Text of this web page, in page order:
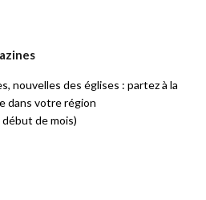
nouvelles des églises : partez à la
dans votre région
de mois)